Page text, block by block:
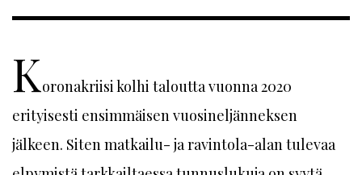
Koronakriisi kolhi taloutta vuonna 2020
erityisesti ensimmäisen vuosineljänneksen
jälkeen. Siten matkailu- ja ravintola-alan tulevaa